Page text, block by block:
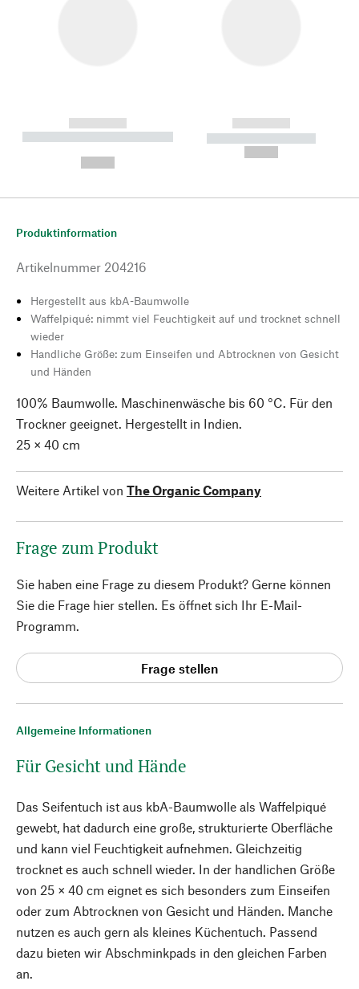
------------
----------- ----------- --------
------------
----------- -----------
Allgemeine Informationen
Für Gesicht und Hände
Das Seifentuch ist aus kbA-Baumwolle als Waffelpiqué
gewebt, hat dadurch eine große, strukturierte Oberfläche
und kann viel Feuchtigkeit aufnehmen. Gleichzeitig
trocknet es auch schnell wieder. In der handlichen Größe
von 25 × 40 cm eignet es sich besonders zum Einseifen
oder zum Abtrocknen von Gesicht und Händen. Manche
nutzen es auch gern als kleines Küchentuch. Passend
dazu bieten wir Abschminkpads in den gleichen Farben
an.
Produktinformation
Artikelnummer 204216
Hergestellt aus kbA-Baumwolle
Waffelpiqué: nimmt viel Feuchtigkeit auf und trocknet schnell
wieder
Handliche Größe: zum Einseifen und Abtrocknen von Gesicht
und Händen
100% Baumwolle. Maschinenwäsche bis 60 °C. Für den
Trockner geeignet. Hergestellt in Indien.
25 × 40 cm
Weitere Artikel von The Organic Company
Frage zum Produkt
Sie haben eine Frage zu diesem Produkt? Gerne können
Sie die Frage hier stellen. Es öffnet sich Ihr E-Mail-
Programm.
Frage stellen